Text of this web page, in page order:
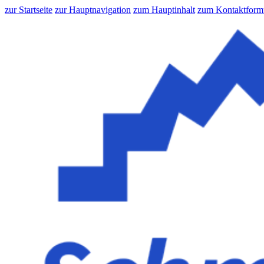
zur Startseite zur Hauptnavigation zum Hauptinhalt zum